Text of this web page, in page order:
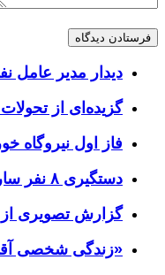
دیدار مدیر عامل
گزیده‌ای از
فاز اول نیروگاه
دستگیری ۸ نفر سارق در طرح پاکسازی محلات و کشف ۱۷ فقره سرقت
گزارش تصویری از
«زندگی شخصی